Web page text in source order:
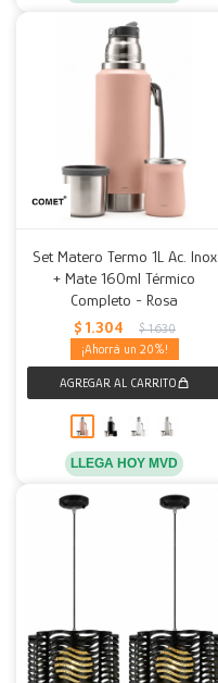
Set Matero Termo 1L Ac. Inox
+ Mate 160ml Térmico
Completo - Rosa
$ 1.304 $ 1.630
20
LLEGA HOY MVD